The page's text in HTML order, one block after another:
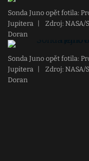
Sonda Juno opět fotila:
Jupitera
Zdroj: NASA/
Doran
Sonda Juno opět fotila:
Jupitera
Zdroj: NASA/
Doran